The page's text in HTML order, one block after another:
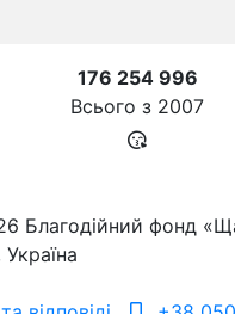
176 254 996
Всього з 2007
Благодійний фонд